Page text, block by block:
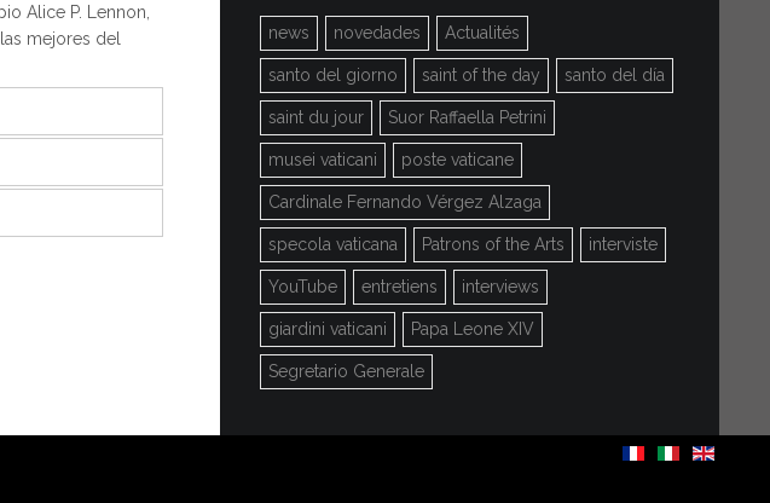
Alice P. Lennon,
mejores del
news novedades Actualités
santo del giorno saint of the day santo del día
saint du jour Suor Raffaella Petrini
musei vaticani poste vaticane
Cardinale Fernando Vérgez Alzaga
specola vaticana Patrons of the Arts interviste
YouTube entretiens interviews
giardini vaticani Papa Leone XIV
Segretario Generale